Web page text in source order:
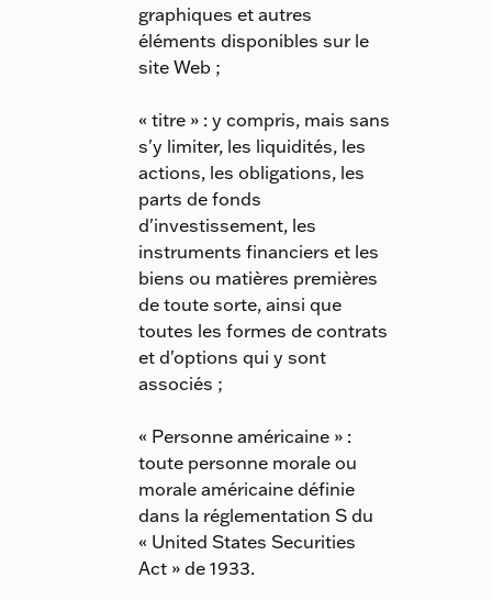
graphiques et autres
éléments disponibles sur le
site Web ;
« titre » : y compris, mais sans
s'y limiter, les liquidités, les
actions, les obligations, les
parts de fonds
d'investissement, les
instruments financiers et les
biens ou matières premières
de toute sorte, ainsi que
toutes les formes de contrats
et d'options qui y sont
associés ;
« Personne américaine » :
toute personne morale ou
morale américaine définie
dans la réglementation S du
« United States Securities
Act » de 1933.